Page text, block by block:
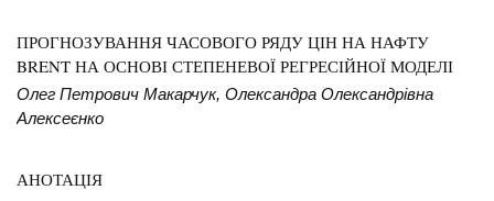
ПРОГНОЗУВАННЯ ЧАСОВОГО РЯДУ ЦІН НА НАФТУ
BRENT НА ОСНОВІ СТЕПЕНЕВОЇ РЕГРЕСІЙНОЇ МОДЕЛІ
Олег Петрович Макарчук, Олександра Олександрівна
Алексеєнко
АНОТАЦІЯ